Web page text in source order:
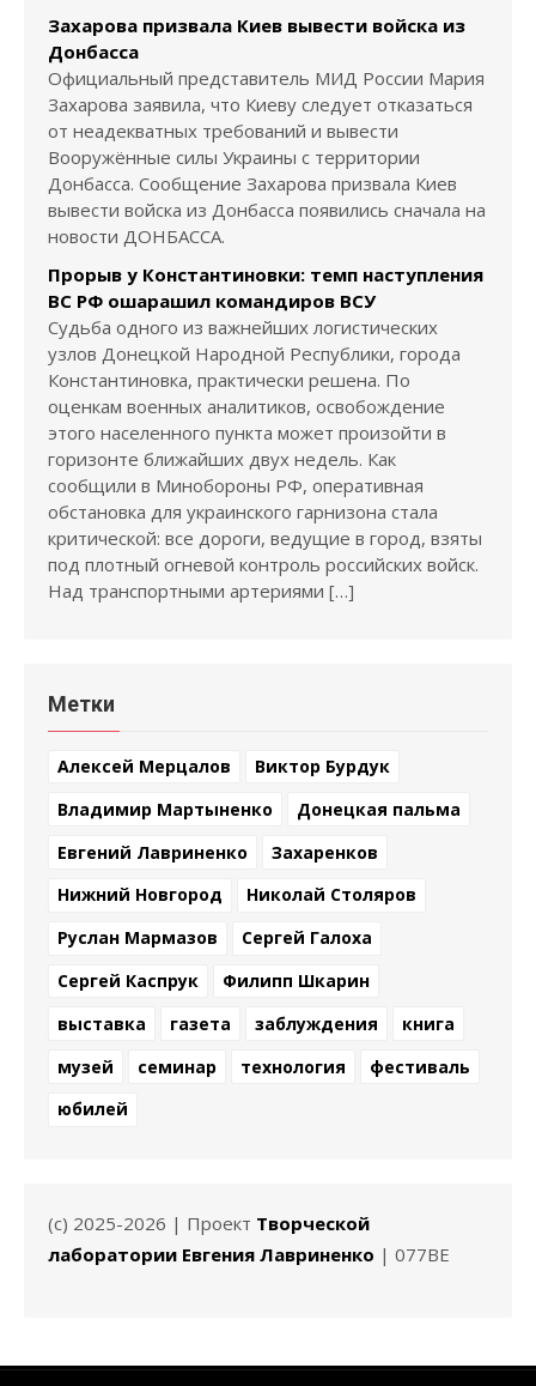
Захарова призвала Киев вывести войска из
Донбасса
Официальный представитель МИД России Мария
Захарова заявила, что Киеву следует отказаться
от неадекватных требований и вывести
Вооружённые силы Украины с территории
Донбасса. Сообщение Захарова призвала Киев
вывести войска из Донбасса появились сначала на
новости ДОНБАССА.
Прорыв у Константиновки: темп наступления
ВС РФ ошарашил командиров ВСУ
Судьба одного из важнейших логистических
узлов Донецкой Народной Республики, города
Константиновка, практически решена. По
оценкам военных аналитиков, освобождение
этого населенного пункта может произойти в
горизонте ближайших двух недель. Как
сообщили в Минобороны РФ, оперативная
обстановка для украинского гарнизона стала
критической: все дороги, ведущие в город, взяты
под плотный огневой контроль российских войск.
Над транспортными артериями […]
Метки
Алексей Мерцалов
Виктор Бурдук
Владимир Мартыненко
Донецкая пальма
Евгений Лавриненко
Захаренков
Нижний Новгород
Николай Столяров
Руслан Мармазов
Сергей Галоха
Сергей Каспрук
Филипп Шкарин
выставка
газета заблуждения
книга
музей
семинар технология
фестиваль
юбилей
(c) 2025-2026 | Проект Творческой
лаборатории Евгения Лавриненко | 077BE